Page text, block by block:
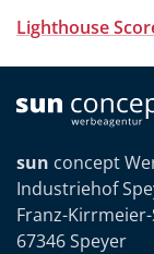
Lighthouse
sun concept
Industriehof
Franz-
67346 Speyer